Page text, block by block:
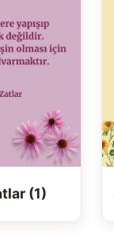
(1)